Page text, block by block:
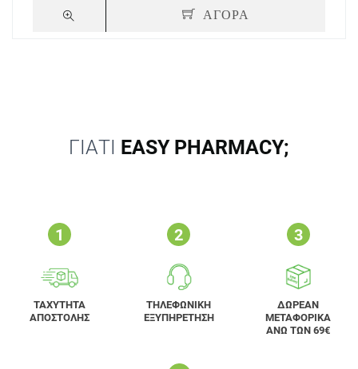
ΑΓΟΡΑ
ΓΙΑΤΙ EASY PHARMACY;
ΤΑΧΥΤΗΤΑ
ΑΠΟΣΤΟΛΗΣ
ΤΗΛΕΦΩΝΙΚΗ
ΕΞΥΠΗΡΕΤΗΣΗ
ΔΩΡΕΑΝ
ΜΕΤΑΦΟΡΙΚΑ
ΑΝΩ ΤΩΝ 69€